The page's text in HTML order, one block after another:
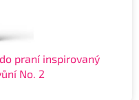
praní inspirovaný
No. 2